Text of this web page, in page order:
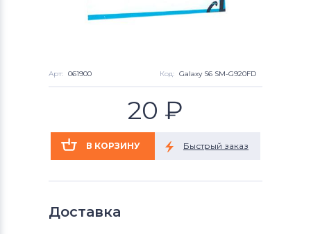
Арт: 061900 Код: Galaxy S6 SM-G920FD
20 ₽
Доставка